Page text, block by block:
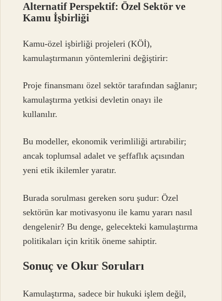
Alternatif Perspektif: Özel Sektör ve
Kamu İşbirliği
Kamu-özel işbirliği projeleri (KÖİ),
kamulaştırmanın yöntemlerini değiştirir:
Proje finansmanı özel sektör tarafından sağlanır;
kamulaştırma yetkisi devletin onayı ile
kullanılır.
Bu modeller, ekonomik verimliliği artırabilir;
ancak toplumsal adalet ve şeffaflık açısından
yeni etik ikilemler yaratır.
Burada sorulması gereken soru şudur: Özel
sektörün kar motivasyonu ile kamu yararı nasıl
dengelenir? Bu denge, gelecekteki kamulaştırma
politikaları için kritik öneme sahiptir.
Sonuç ve Okur Soruları
Kamulaştırma, sadece bir hukuki işlem değil,